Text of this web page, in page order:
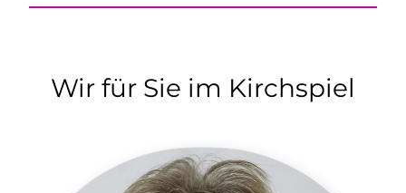
Wir für Sie im Kirchspiel